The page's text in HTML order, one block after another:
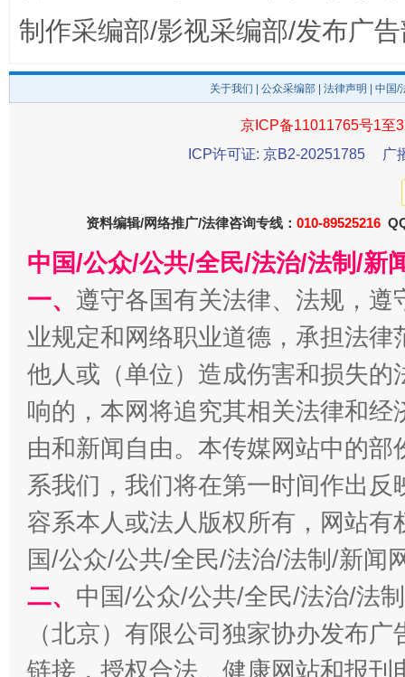
阿坝州三大球赛在茂县开幕 规模
制作采编部/影视采编部/发布广
关于我们 公众采编部 法律声明 | 中国
京ICP备11011765号1至
ICP许可证: 京B2-20251785
广
资料编辑/网络推广/法律咨询专线： 010-89525216
中国/公众/公共/全民/法治/法制/新
一、 遵守各国有关法律、法规，
业规定和网络职业道德，承担法
他人或（单位）造成伤害和损失
响的，本网将追究其相关法律和
由和新闻自由。本传媒网站中的
系我们，我们将在第一时间作出
容系本人或法人版权所有，网站
国/公众/公共/全民/法治/法制/新闻
二、 中国/公众/公共/全民/法治/法
（北京）有限公司独家协办发布
链接，授权合法、健康网站和报